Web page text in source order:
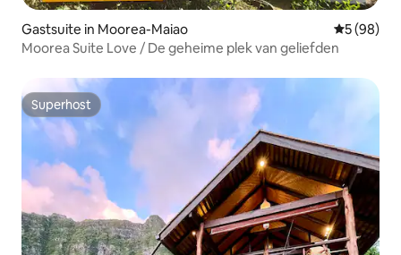
Gastsuite in Moorea-Maiao
5 (98)
Moorea Suite Love / De geheime plek van geliefden
Superhost
Superhost